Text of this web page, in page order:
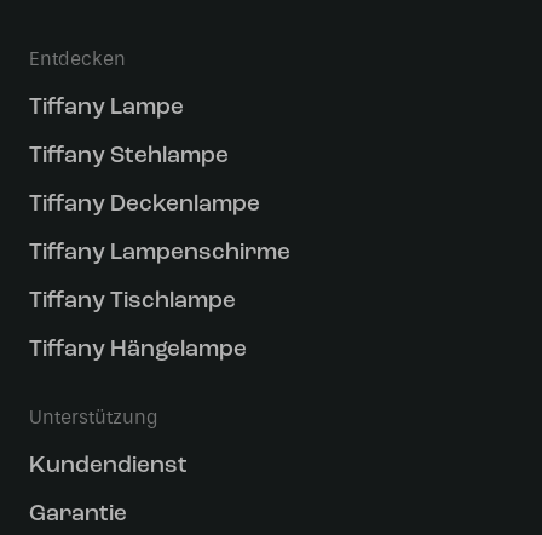
Entdecken
Tiffany Lampe
Tiffany Stehlampe
Tiffany Deckenlampe
Tiffany Lampenschirme
Tiffany Tischlampe
Tiffany Hängelampe
Unterstützung
Kundendienst
Garantie